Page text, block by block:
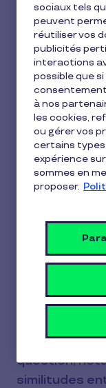
Pluxee
2 min de
Sommaire
Y a-t-il un
Pluxee
Vous êtes
question,
similitudes
sociaux tels
peuvent
réutiliser vos
publicités
interactions
possible que
à nos
les cookies,
ou gérer vos
certains
expérience
sommes en
proposer.